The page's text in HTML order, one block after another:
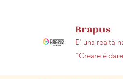
Brapus
E' una realtà
"Creare è